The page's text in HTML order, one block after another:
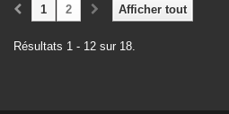
Afficher tout
1 2
Résultats 1 - 12 sur 18.